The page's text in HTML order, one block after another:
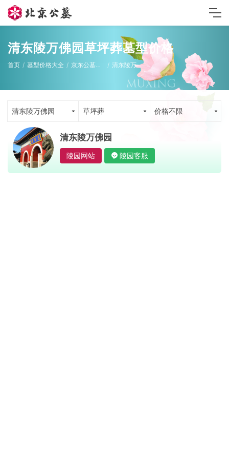
清东陵万佛园草坪葬墓型价格
首页 墓型价格大全 京东公墓墓型 清东陵万佛园
清东陵万佛园 草坪葬 价格不限
清东陵万佛园
陵园网站 陵园客服